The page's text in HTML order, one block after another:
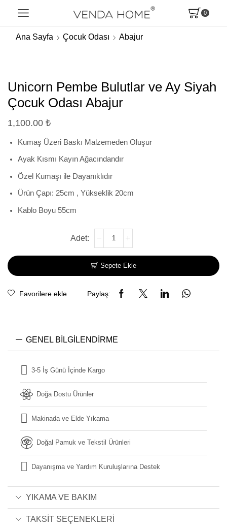
0
Ana Sayfa Çocuk Odası Abajur
Unicorn Pembe Bulutlar ve Ay Siyah
Çocuk Odası Abajur
1,100.00 ₺
Kumaş Üzeri Baskı Malzemeden Oluşur
Ayak Kısmı Kayın Ağacındandır
Özel Kumaşı ile Dayanıklıdır
Ürün Çapı: 25cm , Yükseklik 20cm
Kablo Boyu 55cm
Sepete Ekle
Favorilere ekle Paylaş:
GENEL BILGILENDIRME
3-5 İş Günü İçinde Kargo
Doğa Dostu Ürünler
Makinada ve Elde Yıkama
Doğal Pamuk ve Tekstil Ürünleri
Dayanışma ve Yardım Kuruluşlarına Destek
YIKAMA VE BAKIM
TAKSIT SEÇENEKLERI